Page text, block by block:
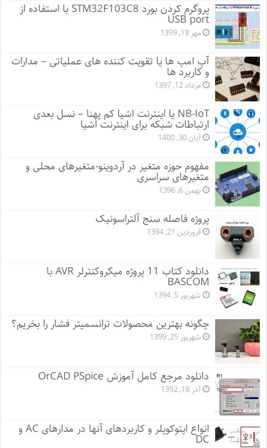
پروگرم کردن بورد STM32F103C8 با استفاده از
USB port
مهر 18, 1399
آپ امپ ها یا تقویت کننده های عملیاتی – مدارات
و کاربرد ها
مرداد 12, 1397
NB-IoT یا اینترنت اشیا کم پهنا – نسل بعدی
ارتباطات شبکه برای اینترنت اشیا
آبان 30, 1400
مفهوم حوزه متغیر در آردوینو-متغیرهای محلی و
متغیرهای سراسری
بهمن 6, 1396
پروژه فاصله سنج آلتراسونیک
فروردین 21, 1394
دانلود کتاب 11 پروژه میکروکنترلر AVR با
BASCOM
شهریور 5, 1394
چگونه بهترین محصولات ترانسمیتر فشار را بخریم؟
شهریور 25, 1399
دانلود مرجع کامل آموزش OrCAD PSpice
آذر 18, 1392
انواع اپتوکوپلر و کاربردهای آنها در مدارهای AC و
DC